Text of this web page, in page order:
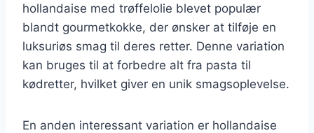
hollandaise med trøffelolie blevet populær
blandt gourmetkokke, der ønsker at tilføje en
luksuriøs smag til deres retter. Denne variation
kan bruges til at forbedre alt fra pasta til
kødretter, hvilket giver en unik smagsoplevelse.
En anden interessant variation er hollandaise